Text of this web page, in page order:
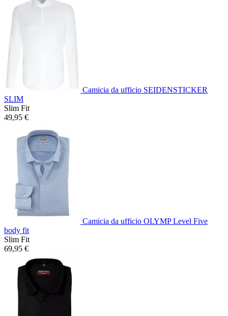
Camicia da ufficio SEIDENSTICKER
SLIM
Slim Fit
49,95 €
Camicia da ufficio OLYMP Level Five
body fit
Slim Fit
69,95 €